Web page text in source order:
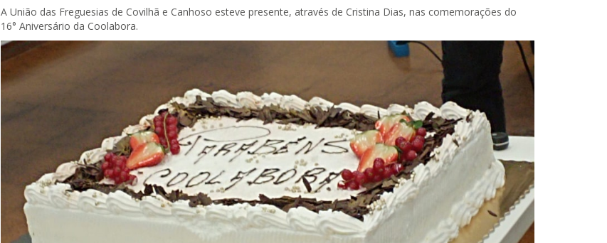
A União das Freguesias de Covilhã e Canhoso esteve presente, através de Cristina Dias, nas comemorações do
16° Aniversário da Coolabora.